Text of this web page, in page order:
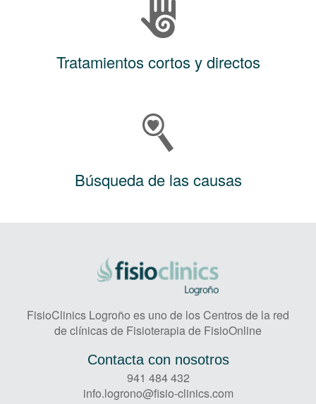
Tratamientos cortos y directos
Búsqueda de las causas
FisioClinics Logroño es uno de los Centros de la red
de clínicas de Fisioterapia de FisioOnline
Contacta con nosotros
941 484 432
info.logrono@fisio-clinics.com